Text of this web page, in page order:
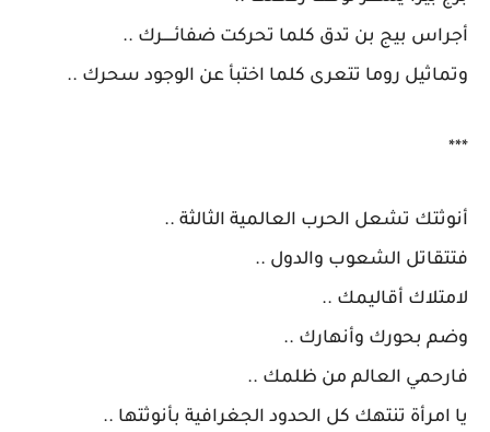
أجراس بيج بن تدق كلما تحركت ضفائـــــرك ..
وتماثيل روما تتعرى كلما اختبأ عن الوجود سحرك ..
***
أنوثتك تشعل الحرب العالمية الثالثة ..
فتتقاتل الشعوب والدول ..
لامتلاك أقاليمك ..
وضم بحورك وأنهارك ..
فارحمي العالم من ظلمك ..
يا امرأة تنتهك كل الحدود الجغرافية بأنوثتها ..